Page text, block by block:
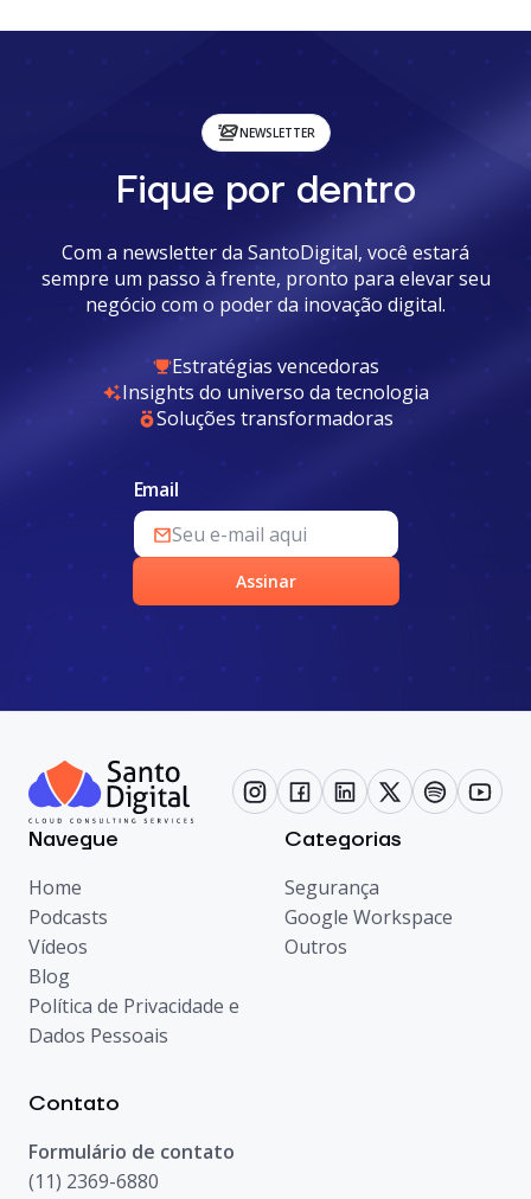
NEWSLETTER
Fique por dentro
Com a newsletter da SantoDigital, você estará
sempre um passo à frente, pronto para elevar seu
negócio com o poder da inovação digital.
Estratégias vencedoras
Insights do universo da tecnologia
Soluções transformadoras
Email
Assinar
Navegue
Home
Podcasts
Vídeos
Blog
Política de Privacidade e
Dados Pessoais
Categorias
Segurança
Google Workspace
Outros
Contato
Formulário de contato
(11) 2369-6880